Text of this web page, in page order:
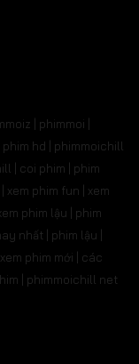
| phimmoi |
phim hd | phimmoichill
| coi phim | phim
xem phim fun | xem
phim lậu | phim
nhất | phim lậu |
phim mới | các
| phimmoichill net